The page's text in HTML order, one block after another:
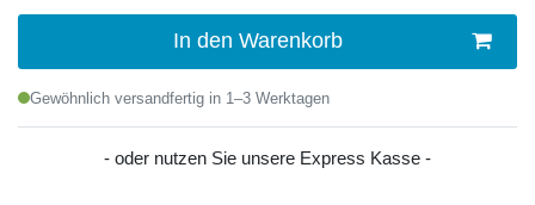
In den Warenkorb
Gewöhnlich versandfertig in 1–3 Werktagen
- oder nutzen Sie unsere Express Kasse -